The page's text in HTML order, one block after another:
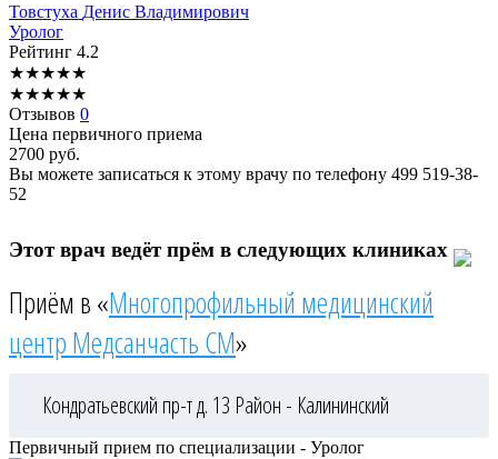
Товстуха Денис Владимирович
Уролог
Рейтинг 4.2
★★★★★
★★★★★
Отзывов 0
Цена первичного приема
2700 руб.
Вы можете записаться к этому врачу по телефону 499 519-38-
52
Этот врач ведёт прём в следующих клиниках
Приём в «Многопрофильный медицинский
центр Медсанчасть СМ»
Кондратьевский пр-т д. 13 Район - Калининский
Первичный прием по специализации - Уролог